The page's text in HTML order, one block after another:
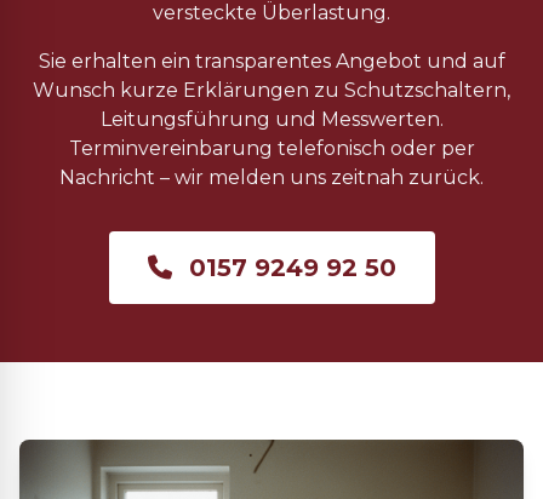
versteckte Überlastung.
Sie erhalten ein transparentes Angebot und auf
Wunsch kurze Erklärungen zu Schutzschaltern,
Leitungsführung und Messwerten.
Terminvereinbarung telefonisch oder per
Nachricht – wir melden uns zeitnah zurück.
0157 9249 92 50